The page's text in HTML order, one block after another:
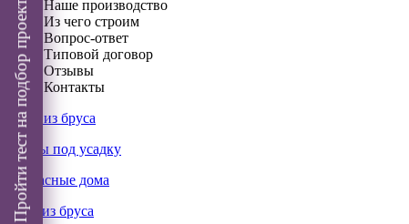
Наше производство
Из чего строим
Вопрос-ответ
Типовой договор
Отзывы
Контакты
Дома из бруса
Срубы под усадку
Каркасные дома
Бани из бруса
Пройти тест на подбор проекта